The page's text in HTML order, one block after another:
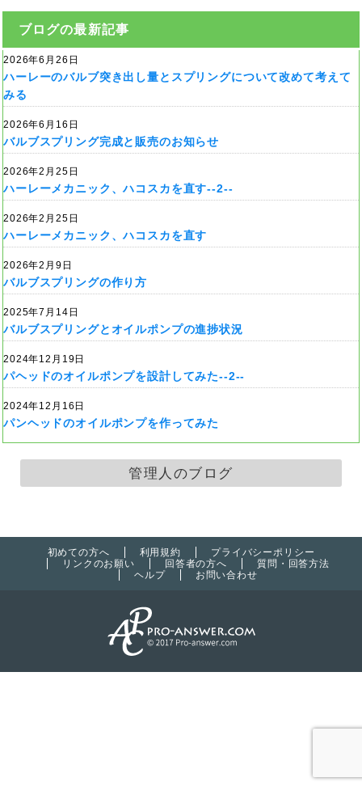
ブログの最新記事
2026年6月26日
ハーレーのバルブ突き出し量とスプリングについて改めて考えて
みる
2026年6月16日
バルブスプリング完成と販売のお知らせ
2026年2月25日
ハーレーメカニック、ハコスカを直す--2--
2026年2月25日
ハーレーメカニック、ハコスカを直す
2026年2月9日
バルブスプリングの作り方
2025年7月14日
バルブスプリングとオイルポンプの進捗状況
2024年12月19日
パヘッドのオイルポンプを設計してみた--2--
2024年12月16日
パンヘッドのオイルポンプを作ってみた
管理人のブログ
初めての方へ 利用規約
プライバシーポリシー
リンクのお願い
回答者の方へ
質問・回答方法
ヘルプ
お問い合わせ